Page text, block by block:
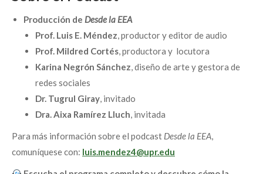
Producción de Desde la EEA
Prof. Luis E. Méndez, productor y editor de audio
Prof. Mildred Cortés, productora y locutora
Karina Negrón Sánchez, diseño de arte y gestora de
redes sociales
Dr. Tugrul Giray, invitado
Dra. Aixa Ramírez Lluch, invitada
Para más información sobre el podcast Desde la EEA,
comuníquese con: luis.mendez4@upr.edu